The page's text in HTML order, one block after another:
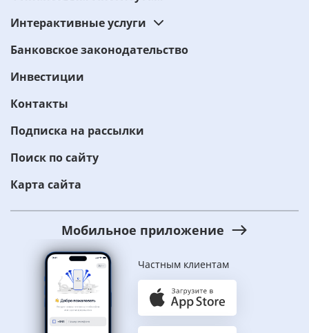
Интерактивные услуги
Банковское законодательство
Инвестиции
Контакты
Подписка на рассылки
Поиск по сайту
Карта сайта
Мобильное приложение
Частным клиентам